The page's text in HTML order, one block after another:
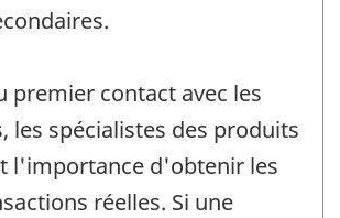
premier contact avec les
les spécialistes des produits
l'importance d'obtenir les
réelles. Si une